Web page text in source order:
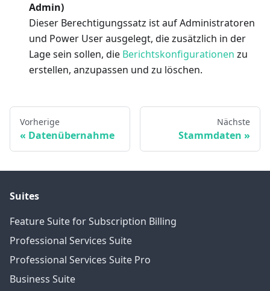
Admin)
Dieser Berechtigungssatz ist auf Administratoren
und Power User ausgelegt, die zusätzlich in der
Lage sein sollen, die Berichtskonfigurationen zu
erstellen, anzupassen und zu löschen.
Vorherige
Datenübernahme
Nächste
Stammdaten
Suites
Feature Suite for Subscription Billing
Professional Services Suite
Professional Services Suite Pro
Business Suite